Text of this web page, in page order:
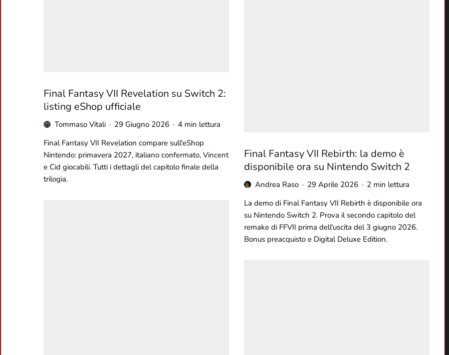
Final Fantasy VII Revelation su Switch 2:
listing eShop ufficiale
Tommaso Vitali · 29 Giugno 2026 · 4 min lettura
Final Fantasy VII Revelation compare sull'eShop
Nintendo: primavera 2027, italiano confermato, Vincent
e Cid giocabili. Tutti i dettagli del capitolo finale della
trilogia.
Final Fantasy VII Rebirth: la demo è
disponibile ora su Nintendo Switch 2
Andrea Raso · 29 Aprile 2026 · 2 min lettura
La demo di Final Fantasy VII Rebirth è disponibile ora
su Nintendo Switch 2. Prova il secondo capitolo del
remake di FFVII prima dell'uscita del 3 giugno 2026.
Bonus preacquisto e Digital Deluxe Edition.